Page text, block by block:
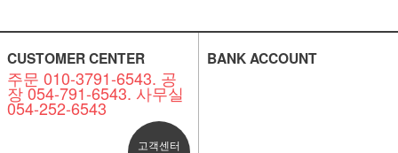
CUSTOMER CENTER
주문 010-3791-6543. 공
장 054-791-6543. 사무실
054-252-6543
고객센터
BANK ACCOUNT